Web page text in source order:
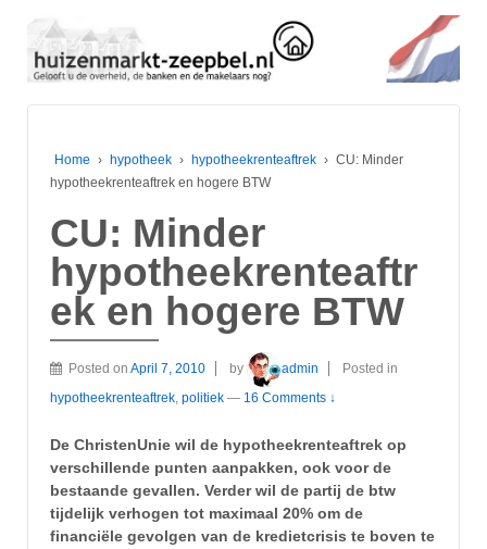
Home › hypotheek › hypotheekrenteaftrek › CU: Minder
hypotheekrenteaftrek en hogere BTW
CU: Minder
hypotheekrenteaftr
ek en hogere BTW
Posted on April 7, 2010 by admin
Posted in
hypotheekrenteaftrek politiek — 16 Comments ↓
De ChristenUnie wil de hypotheekrenteaftrek op
verschillende punten aanpakken, ook voor de
bestaande gevallen. Verder wil de partij de btw
tijdelijk verhogen tot maximaal 20% om de
financiële gevolgen van de kredietcrisis te boven te